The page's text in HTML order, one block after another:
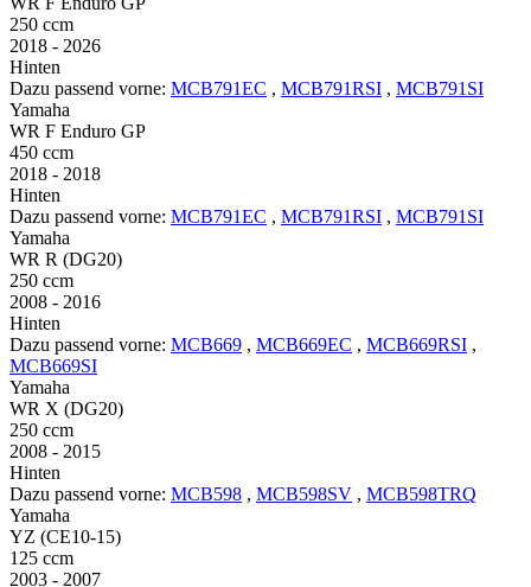
250 ccm
2018 - 2026
Hinten
Dazu passend vorne: MCB791EC , MCB791RSI , MCB791SI
Yamaha
WR F Enduro GP
450 ccm
2018 - 2018
Hinten
Dazu passend vorne: MCB791EC , MCB791RSI , MCB791SI
Yamaha
WR R (DG20)
250 ccm
2008 - 2016
Hinten
Dazu passend vorne: MCB669 , MCB669EC , MCB669RSI ,
MCB669SI
Yamaha
WR X (DG20)
250 ccm
2008 - 2015
Hinten
Dazu passend vorne: MCB598 , MCB598SV , MCB598TRQ
Yamaha
YZ (CE10-15)
125 ccm
2003 - 2007